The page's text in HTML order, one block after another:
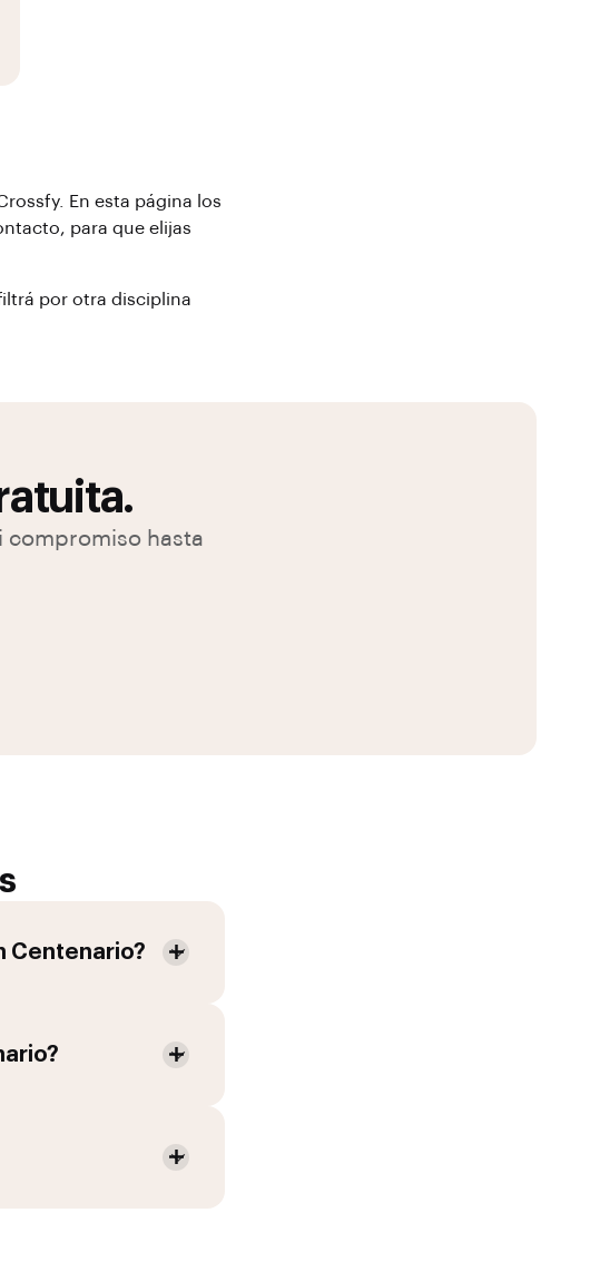
En esta página los
para que elijas
por otra disciplina
compromiso hasta
Centenario?
?